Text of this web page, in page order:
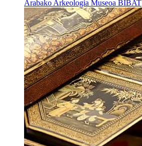
Arabako Arkeologia Museoa BIBAT